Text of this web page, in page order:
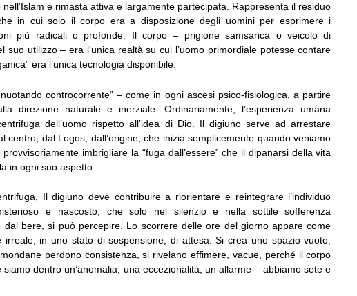
è rimasta attiva e largamente partecipata. Rappresenta il residuo
in cui solo il corpo era a disposizione degli uomini per esprimere i
più radicali o profonde. Il corpo – prigione samsarica o veicolo di
suo utilizzo – era l’unica realtà su cui l’uomo primordiale potesse contare
era l’unica tecnologia disponibile.
controcorrente” – come in ogni ascesi psico-fisiologica, a partire
direzione naturale e inerziale. Ordinariamente, l’esperienza umana
dell’uomo rispetto all’idea di Dio. Il digiuno serve ad arrestare
centro, dal Logos, dall’origine, che inizia semplicemente quando veniamo
imbrigliare la “fuga dall’essere” che il dipanarsi della vita
in ogni suo aspetto. .
Il digiuno deve contribuire a riorientare e reintegrare l’individuo
e nascosto, che solo nel silenzio e nella sottile sofferenza
dal bere, si può percepire. Lo scorrere delle ore del giorno appare come
irreale, in uno stato di sospensione, di attesa. Si crea uno spazio vuoto,
perdono consistenza, si rivelano effimere, vacue, perché il corpo
dentro un’anomalia, una eccezionalità, un allarme – abbiamo sete e